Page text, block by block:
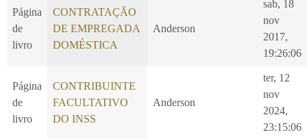
Página
de
livro
CONTRATAÇÃO
DE EMPREGADA
DOMÉSTICA
Anderson
sab, 18
nov
2017,
19:26:06
Página
de
livro
CONTRIBUINTE
FACULTATIVO
DO INSS
Anderson
ter, 12
nov
2024,
23:15:06